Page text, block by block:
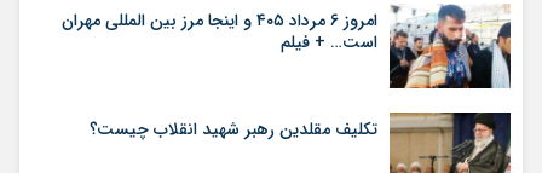
امروز ۶ مرداد ۴۰۵ و اینجا مرز بین المللی مهران
است… + فیلم
تکلیف مقلدین رهبر شهید انقلاب چیست؟